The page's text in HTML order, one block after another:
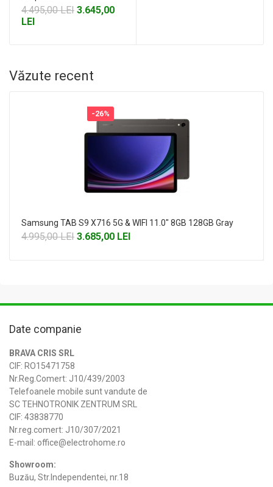
4.495,00 LEI 3.645,00
LEI
Văzute recent
-26%
Samsung TAB S9 X716 5G & WIFI 11.0" 8GB 128GB Gray
4.995,00 LEI 3.685,00 LEI
Date companie
BRAVA CRIS SRL
CIF: RO15471758
Nr.Reg.Comert: J10/439/2003
Telefoanele mobile sunt vandute de
SC TEHNOTRONIK ZENTRUM SRL
CIF: 43838770
Nr.reg.comert: J10/307/2021
E-mail: office@electrohome.ro
Showroom:
Buzău, Str.Independentei, nr.18